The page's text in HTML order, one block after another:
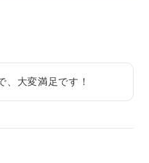
、大変満足です！